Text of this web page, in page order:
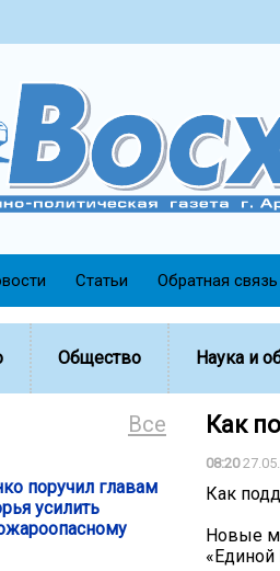
Статьи Обратная связь
Общество Наука и
Все
поручил главам
усилить
Как
08:20
Как
Новые
«Единой